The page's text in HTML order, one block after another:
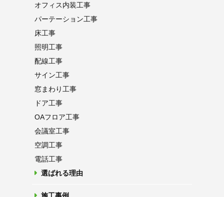
オフィス内装工事
パーテーション工事
床工事
照明工事
配線工事
サイン工事
窓まわり工事
ドア工事
OAフロア工事
会議室工事
空調工事
電話工事
選ばれる理由
施工事例